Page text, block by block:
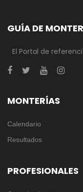
GUÍA DE
El Portal de
MONTERÍAS
Calendario
Resultados
PROFESIONALES